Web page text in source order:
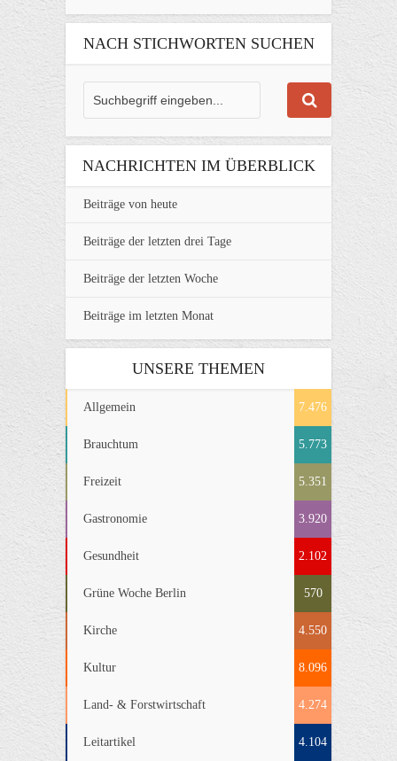
NACH STICHWORTEN SUCHEN
NACHRICHTEN IM ÜBERBLICK
Beiträge von heute
Beiträge der letzten drei Tage
Beiträge der letzten Woche
Beiträge im letzten Monat
UNSERE THEMEN
Allgemein 7.476
Brauchtum 5.773
Freizeit 5.351
Gastronomie 3.920
Gesundheit 2.102
Grüne Woche Berlin 570
Kirche 4.550
Kultur 8.096
Land- & Forstwirtschaft 4.274
Leitartikel 4.104